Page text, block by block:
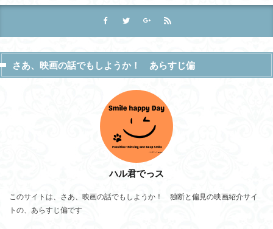
さあ、映画の話でもしようか！ あらすじ偏
ハル君でっス
このサイトは、さあ、映画の話でもしようか！ 独断と偏見の映画紹介サイ
トの、あらすじ偏です